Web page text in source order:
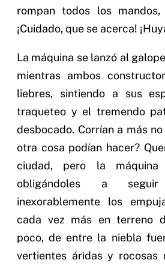
rompan todos los
¡Cuidado, que se acerca!
La máquina se lanzó al
mientras ambos
liebres, sintiendo a sus
traqueteo y el tremendo
desbocado. Corrían a más
otra cosa podían hacer?
ciudad, pero la
obligándoles a
inexorablemente los
cada vez más en terreno
poco, de entre la niebla
vertientes áridas y rocosas